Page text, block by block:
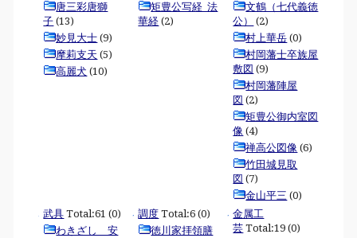
唐三彩唐獅
子 (13)
妙見大士 (9)
摩莉支天 (5)
高麗犬 (10)
矩豊公写経_法
華経 (2)
文鶴（七代義徳
公）
(2)
村上華岳 (0)
村岡藩士卒族屋
敷図 (9)
村岡藩陣屋
図 (2)
矩豊公御内室図
像 (4)
禅高公図像 (6)
竹田城見取
図 (7)
金山平三 (0)
武具 Total:61 (0)
わきざし 安
調度 Total:6 (0)
徳川家拝領膳
金属工
芸 Total:19 (0)